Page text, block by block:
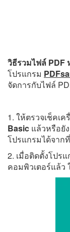
วิธีรวมไฟล์ PDF
โปรแกรม
จัดการกับไฟล์
1. ให้ตรวจเช็คเ
Basic แล้วหรือยั
โปรแกรมได้จาก
2. เมื่อติดตั้งโปรแ
คอมพิวเตอร์แล้ว